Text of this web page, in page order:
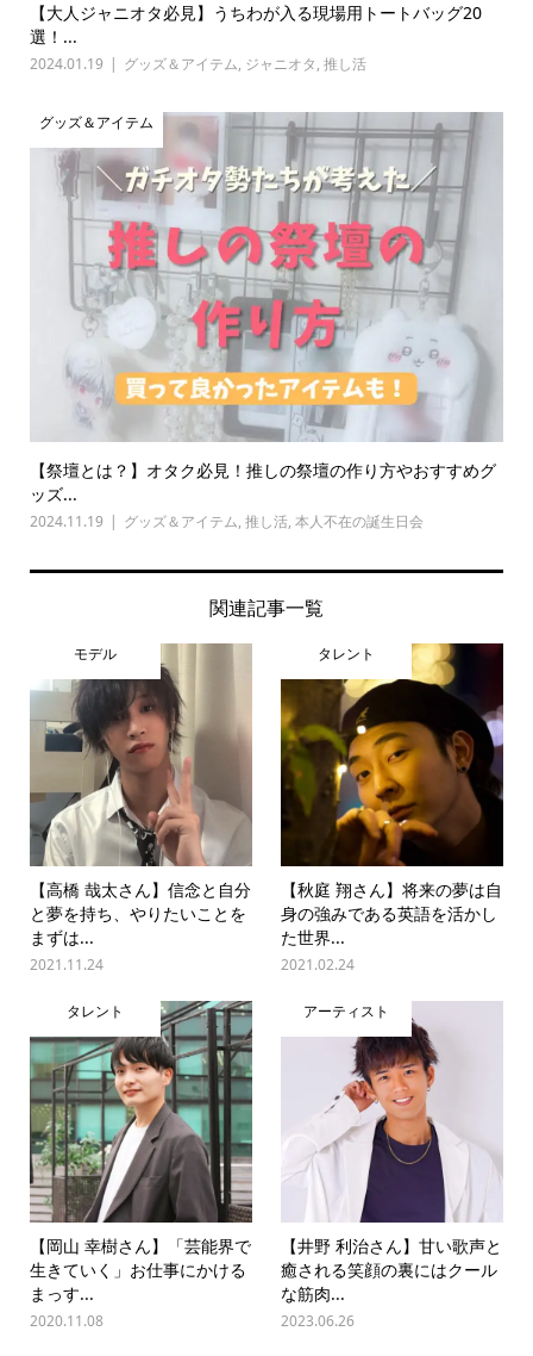
【大人ジャニオタ必見】うちわが入る現場用トートバッグ20
選！...
2024.01.19 グッズ＆アイテム, ジャニオタ, 推し活
グッズ＆アイテム
【祭壇とは？】オタク必見！推しの祭壇の作り方やおすすめグ
ッズ...
2024.11.19 グッズ＆アイテム, 推し活, 本人不在の誕生日会
関連記事一覧
モデル
【高橋 哉太さん】信念と自分
と夢を持ち、やりたいことを
まずは...
2021.11.24
タレント
【秋庭 翔さん】将来の夢は自
身の強みである英語を活かし
た世界...
2021.02.24
タレント
【岡山 幸樹さん】「芸能界で
生きていく」お仕事にかける
まっす...
2020.11.08
アーティスト
【井野 利治さん】甘い歌声と
癒される笑顔の裏にはクール
な筋肉...
2023.06.26